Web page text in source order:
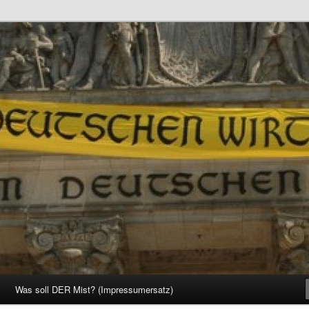
Was soll DER Mist? (Impressumersatz)